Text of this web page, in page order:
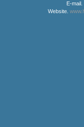
E-mail.
Website.